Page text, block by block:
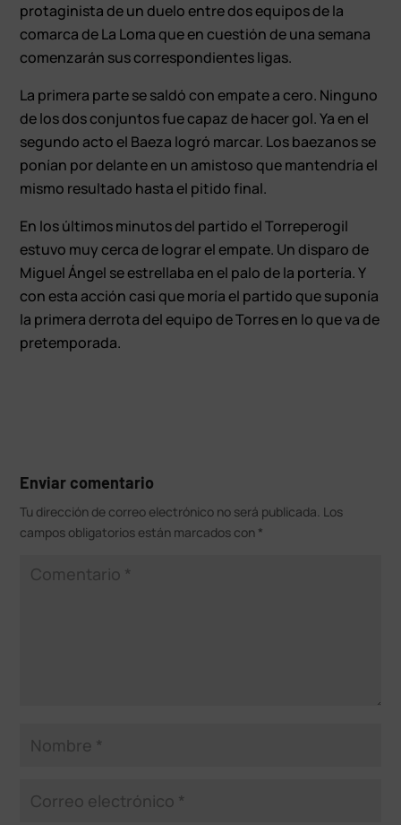
protaginista de un duelo entre dos equipos de la
comarca de La Loma que en cuestión de una semana
comenzarán sus correspondientes ligas.
La primera parte se saldó con empate a cero. Ninguno
de los dos conjuntos fue capaz de hacer gol. Ya en el
segundo acto el Baeza logró marcar. Los baezanos se
ponían por delante en un amistoso que mantendría el
mismo resultado hasta el pitido final.
En los últimos minutos del partido el Torreperogil
estuvo muy cerca de lograr el empate. Un disparo de
Miguel Ángel se estrellaba en el palo de la portería. Y
con esta acción casi que moría el partido que suponía
la primera derrota del equipo de Torres en lo que va de
pretemporada.
Enviar comentario
Tu dirección de correo electrónico no será publicada. Los
campos obligatorios están marcados con *